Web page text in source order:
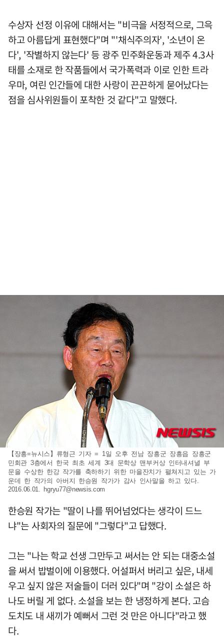
수상자 선정 이유에 대해서는 "비극을 서정적으로, 그윽
하고 아름답게 표현했다"며 "'채식주의자', '소년이 온
다', '작별하지 않는다' 등 광주 민주화운동과 제주 4.3사
태를 소재로 한 작품들에서 국가폭력과 이로 인한 트라
우마, 여린 인간들에 대한 사랑이 끈끈하게 묻어났다는
점을 심사위원들이 포착한 것 같다"고 말했다.
【장흥=뉴시스】류형근 기자 = 1일 오후 전남 장흥군 장흥읍 장흥군
민회관 3층에서 한국 최초 세계 3대 문학상 맨부커상 인터내셔녈 부
문을 수상한 한강 작가를 축하하기 위한 마을잔치가 펼쳐지고 있는 가
운데 한 작가의 아버지 한승원 작가가 감사 인사말을 하고 있다.
2016.06.01. hgryu77@newsis.com
한승원 작가는 "딸이 나를 뛰어넘었다는 생각이 드느
냐"는 사회자의 질문에 "그렇다"고 답했다.
그는 "나는 학교 선생 그만두고 써서는 안 되는 대중소설
을 써서 밥벌이에 이용했다. 어설퍼서 버리고 싶은, 내세
우고 싶지 않은 저술들이 더러 있다"며 "강이 소설은 하
나도 버릴 게 없다. 소설을 보는 한 냉정하게 본다. 고슴
도치도 내 새끼가 예뻐서 그런 것 만은 아니다"라고 했
다.